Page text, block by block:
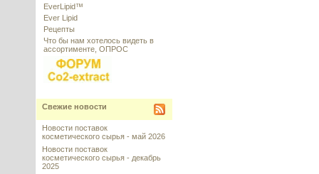
EverLipid™
Ever Lipid
Рецепты
Что бы нам хотелось видеть в
ассортименте, ОПРОС
Свежие новости
Новости поставок
косметического сырья - май 2026
Новости поставок
косметического сырья - декабрь
2025